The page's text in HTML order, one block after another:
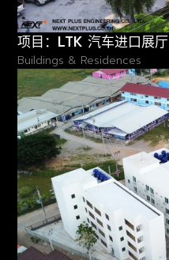
项目：LTK 汽车进口展厅
Buildings & Residences